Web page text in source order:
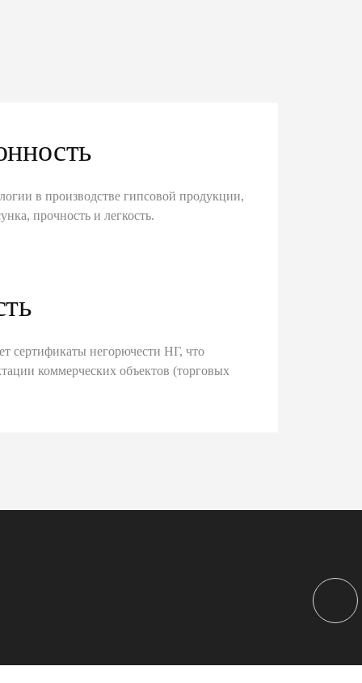
в производстве гипсовой продукции,
прочность и легкость.
сертификаты негорючести НГ, что
коммерческих объектов (торговых